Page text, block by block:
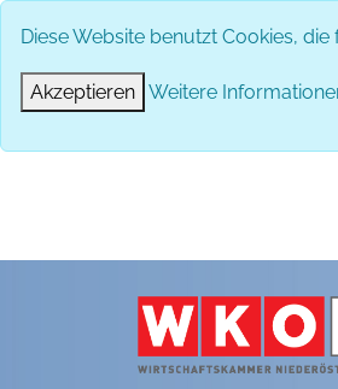
Diese Website benutzt Cookies,
Akzeptieren Weitere